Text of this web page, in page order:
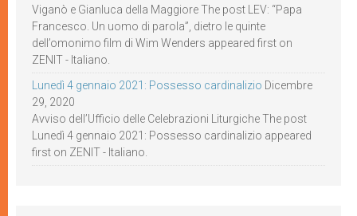
Viganò e Gianluca della Maggiore The post LEV: “Papa
Francesco. Un uomo di parola”, dietro le quinte
dell’omonimo film di Wim Wenders appeared first on
ZENIT - Italiano.
Lunedì 4 gennaio 2021: Possesso cardinalizio Dicembre
29, 2020
Avviso dell’Ufficio delle Celebrazioni Liturgiche The post
Lunedì 4 gennaio 2021: Possesso cardinalizio appeared
first on ZENIT - Italiano.